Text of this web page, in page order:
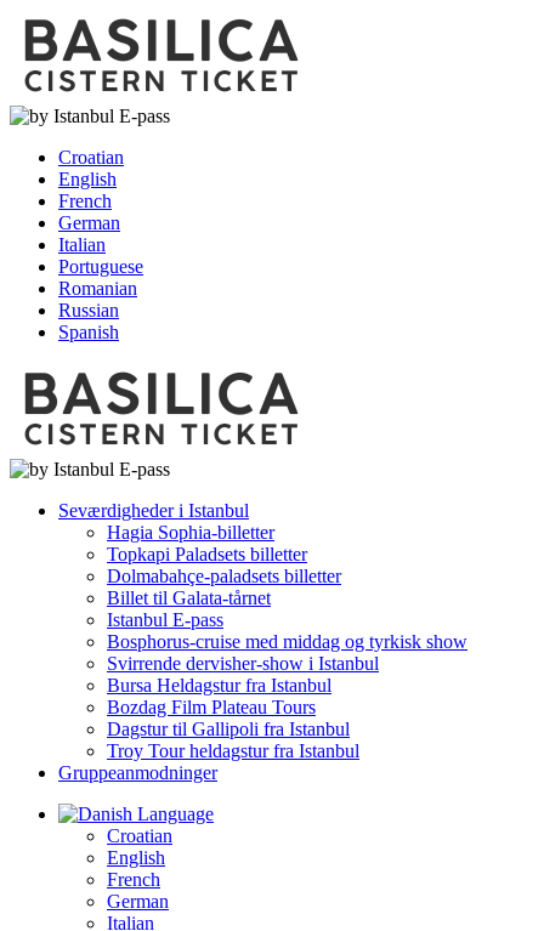
Croatian
English
French
German
Italian
Portuguese
Romanian
Russian
Spanish
Seværdigheder i Istanbul
Hagia Sophia-billetter
Topkapi Paladsets billetter
Dolmabahçe-paladsets billetter
Billet til Galata-tårnet
Istanbul E-pass
Bosphorus-cruise med middag og tyrkisk show
Svirrende dervisher-show i Istanbul
Bursa Heldagstur fra Istanbul
Bozdag Film Plateau Tours
Dagstur til Gallipoli fra Istanbul
Troy Tour heldagstur fra Istanbul
Gruppeanmodninger
Language
Croatian
English
French
German
Italian